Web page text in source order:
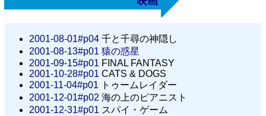
2001-08-01#p04 千と千尋の神隠し
2001-08-13#p01 猿の惑星
2001-09-15#p01 FINAL FANTASY
2001-10-28#p01 CATS & DOGS
2001-11-04#p01 トゥームレイダー
2001-12-01#p02 海の上のピアニスト
2001-12-31#p01 スパイ・ゲーム